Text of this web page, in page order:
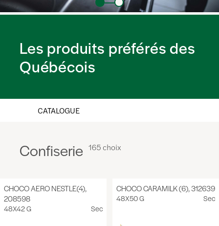
Les produits préférés des
Québécois
CATALOGUE
Confiserie 165 choix
CHOCO AERO NESTLE(4),
208598
48X42 G Sec
CHOCO CARAMILK (6), 312639
48X50 G Sec